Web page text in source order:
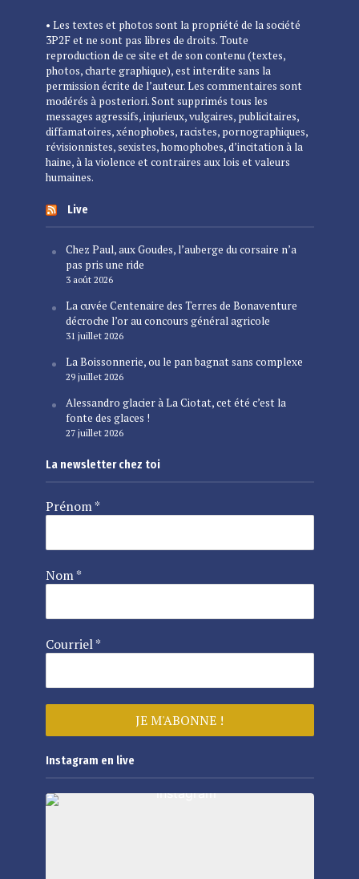
• Les textes et photos sont la propriété de la société
3P2F et ne sont pas libres de droits. Toute
reproduction de ce site et de son contenu (textes,
photos, charte graphique), est interdite sans la
permission écrite de l’auteur. Les commentaires sont
modérés à posteriori. Sont supprimés tous les
messages agressifs, injurieux, vulgaires, publicitaires,
diffamatoires, xénophobes, racistes, pornographiques,
révisionnistes, sexistes, homophobes, d’incitation à la
haine, à la violence et contraires aux lois et valeurs
humaines.
Live
Chez Paul, aux Goudes, l’auberge du corsaire n’a
pas pris une ride
3 août 2026
La cuvée Centenaire des Terres de Bonaventure
décroche l’or au concours général agricole
31 juillet 2026
La Boissonnerie, ou le pan bagnat sans complexe
29 juillet 2026
Alessandro glacier à La Ciotat, cet été c’est la
fonte des glaces !
27 juillet 2026
La newsletter chez toi
Prénom*
Nom*
Courriel*
Instagram en live